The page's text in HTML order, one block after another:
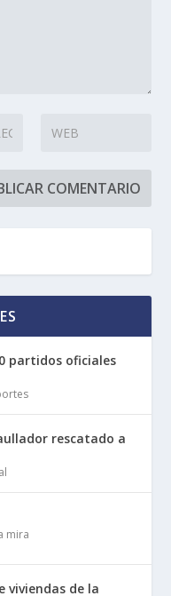
partidos oficiales
rescatado a
mira
viviendas de la